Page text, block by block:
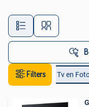
FiltersAudio, Tv en